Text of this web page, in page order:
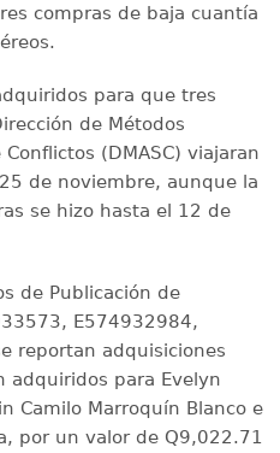
compras de baja cuantía
para que tres
de Métodos
(DMASC) viajaran
de noviembre, aunque la
se hizo hasta el 12 de
de Publicación de
E574932984,
reportan adquisiciones
adquiridos para Evelyn
Camilo Marroquín Blanco e
por un valor de Q9,022.71